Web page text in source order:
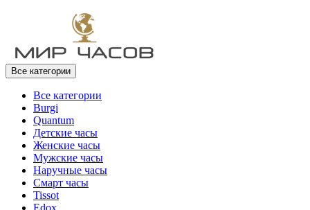
Все категории
Все категории
Burgi
Quantum
Детские часы
Женские часы
Мужские часы
Наручные часы
Смарт часы
Tissot
Edox